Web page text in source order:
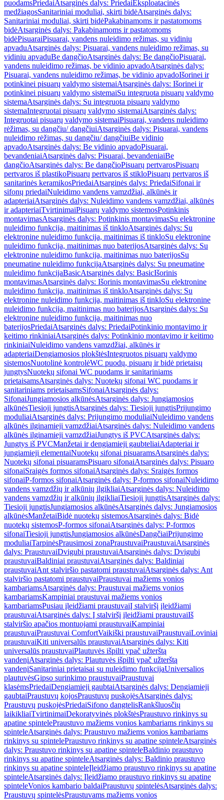
puodamsPriedaiAtsarginės dalys: PriedaiEksploatacinės
medžiagosSanitariniai moduliai, skirti bidėAtsarginės dalys:
Sanitariniai moduliai, skirti bidėPakabinamoms ir pastatomoms
bidėAtsarginės dalys: Pakabinamoms ir pastatomoms
bidėPisuaraiPisuarai, vandens nuleidimo režimas, su vidiniu
apvaduAtsarginės dalys: Pisuarai, vandens nuleidimo režimas, su
vidiniu apvaduBe dangčioAtsarginės dalys: Be dangčioPisuarai,
vandens nuleidimo režimas, be vidinio apvadoAtsarginės dalys:
Pisuarai, vandens nuleidimo režimas, be vidinio apvadoIšorinei ir
potinkinei pisuarų valdymo sistemaiAtsarginės dalys: Išorinei ir
potinkinei pisuarų valdymo sistemaiSu integruota pisuarų valdymo
sistemaAtsarginės dalys: Su integruota pisuarų valdymo
sistemaIntegruotai pisuarų valdymo sistemaiAtsarginės dalys:
Integruotai pisuarų valdymo sistemaiPisuarai, vandens nuleidimo
rėžimas, su dangčiu/ dangčiuiAtsarginės dalys: Pisuarai, vandens
nuleidimo rėžimas, su dangčiu/ dangčiuiBe vidinio
apvadoAtsarginės dalys: Be vidinio apvadoPisuarai,
bevandeniaiAtsarginės dalys: Pisuarai, bevandeniaiBe
dangčioAtsarginės dalys: Be dangčioPisuarų pertvarosPisuarų
pertvaros iš plastikoPisuarų pertvaros iš stikloPisuarų pertvaros iš
sanitarinės keramikosPriedaiAtsarginės dalys: PriedaiSifonai ir
sifonų priedaiNuleidimo vandens vamzdžiai, alkūnės ir
adapteriaiAtsarginės dalys: Nuleidimo vandens vamzdžiai, alkūnės
ir adapteriaiTvirtinimaiPisuarų valdymo sistemosPotinkinis
montavimasAtsarginės dalys: Potinkinis montavimasSu elektronine
nuleidimo funkcija, maitinimas iš tinkloAtsarginės dalys: Su
elektronine nuleidimo funkcija, maitinimas iš tinkloSu elektronine
nuleidimo funkcija, maitinimas nuo baterijosAtsarginės dalys: Su
elektronine nuleidimo funkcija, maitinimas nuo baterijosSu
pneumatine nuleidimo funkcijaAtsarginės dalys: Su pneumatine
nuleidimo funkcijaBasicAtsarginės dalys: BasicIšorinis
montavimasAtsarginės dalys: Išorinis montavimasSu elektronine
nuleidimo funkcija, maitinimas iš tinkloAtsarginės dalys: Su
elektronine nuleidimo funkcija, maitinimas iš tinkloSu elektronine
nuleidimo funkcija, maitinimas nuo baterijosAtsarginės dalys: Su
elektronine nuleidimo funkcija, maitinimas nuo
baterijosPriedaiAtsarginės dalys: PriedaiPotinkinio montavimo ir
keitimo rinkiniaiAtsarginės dalys: Potinkinio montavimo ir keitimo
rinkiniaiNuleidimo vandens vamzdžiai, alkūnės ir
adapteriaiDengiamosios plokštėsIntegruotos pisuarų valdymo
sistemosNuotolinė kontrolėWC puodų, pisuarų ir bidė prietaisų
jungtysNuotekų sifonai WC puodams ir sanitariniams
prietaisamsAtsarginės dalys: Nuotekų sifonai WC puodams ir
sanitariniams prietaisamsSifonaiAtsarginės dalys:
SifonaiJungiamosios alkūnėsAtsarginės dalys: Jungiamosios
alkūnėsTiesioji jungtisAtsarginės dalys: Tiesioji jungtisPrijungimo
moduliaiAtsarginės dalys: Prijungimo moduliaiNuleidimo vandens
alkūnės ilginamieji vamzdžiaiAtsarginės dalys: Nuleidimo vandens
alkūnės ilginamieji vamzdžiaiJungtys iš PVCAtsarginės dalys:
Jungtys iš PVCManžetai ir dengiamieji gaubteliaiAdapteriai ir
jungiamieji elementaiNuotekų sifonai pisuaramsAtsarginės dalys:
Nuotekų sifonai pisuaramsPisuaro sifonaiAtsarginės dalys: Pisuaro
sifonaiSraigės formos sifonaiAtsarginės dalys: Sraigės formos
sifonaiP-formos sifonaiAtsarginės dalys: P-formos sifonaiNuleidimo
vandens vamzdžių ir alkūnių ilgikliaiAtsarginės dalys: Nuleidimo
vandens vamzdžių ir alkūnių ilgikliaiTiesioji jungtisAtsarginės dalys:
Tiesioji jungtisJungiamosios alkūnėsAtsarginės dalys: Jungiamosios
alkūnėsManžetaiBidė nuotekų sistemosAtsarginės dalys: Bidė
nuotekų sistemosP-formos sifonaiAtsarginės dalys: P-formos
sifonaiTiesioji jungtisJungiamosios alkūnėsDangčiaiPrijungimo
moduliaiTarpinėsPrausimosi zonaPraustuvaiPraustuvaiAtsarginės
dalys: PraustuvaiDvigubi praustuvaiAtsarginės dalys: Dvigubi
praustuvaiBaldiniai praustuvaiAtsarginės dalys: Baldiniai
praustuvaiAnt stalviršio pastatomi praustuvaiAtsarginės dalys: Ant
stalviršio pastatomi praustuvaiPraustuvai mažiems vonios
kambariamsAtsarginės dalys: Praustuvai mažiems vonios
kambariamsKampiniai praustuvai mažiems vonios
kambariamsPusiau įleidžiami praustuvaiĮ stalviršį įleidžiami
praustuvaiAtsarginės dalys: Į stalviršį įleidžiami praustuvaiIš
stalviršio apačios montuojami praustuvaiKampiniai
praustuvaiPraustuvai ComfortVaikiški praustuvaiPraustuvaiLoviniai
praustuvaiKiti universalūs praustuvaiAtsarginės dalys: Kiti
universalūs praustuvaiPlautuvės išpilti ypač užterštą
vandenįAtsarginės dalys: Plautuvės išpilti ypač užterštą
vandenįSanitariniai prietaisai su nuleidimo funkcijaUniversalios
plautuvėsGipso surinkimo praustuvaiPraustuvai
klasėmsPriedaiDengiamieji gaubtaiAtsarginės dalys: Dengiamieji
gaubtaiPraustuvų kojosPraustuvų puskojėsAtsarginės dalys:
Praustuvų puskojėsPriedaiSifono dangtelisRankšluosčių
laikikliaiTvirtinimaiDekoratyvinės plokštėsPraustuvo rinkinys su
apatine spintelePraustuvo mažiems vonios kambariams rinkinys su
spinteleAtsarginės dalys: Praustuvo mažiems vonios kambariams
rinkinys su spintelePraustuvo rinkinys su apatine spinteleAtsarginės
dalys: Praustuvo rinkinys su apatine spinteleBaldinio praustuvo
rinkinys su apatine spinteleAtsarginės dalys: Baldinio praustuvo
rinkinys su apatine spinteleĮleidžiamo praustuvo rinkinys su apatine
spinteleAtsarginės dalys: Įleidžiamo praustuvo rinkinys su apatine
spinteleVonios kambario baldaiPraustuvų spintelėsAtsarginės dalys:
Praustuvų spintelėsPraustuvams mažiems vonios